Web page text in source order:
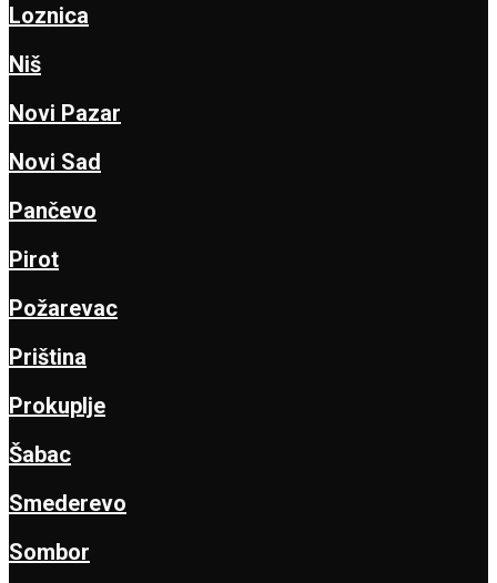
Loznica
Niš
Novi Pazar
Novi Sad
Pančevo
Pirot
Požarevac
Priština
Prokuplje
Šabac
Smederevo
Sombor